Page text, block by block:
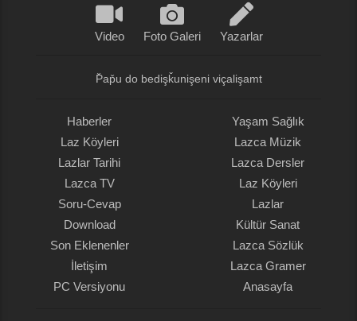
Video Foto Galeri Yazarlar
P̌ap̌u do bedişǩunişeni viçalişamt
Haberler
Laz Köyleri
Lazlar Tarihi
Lazca TV
Soru-Cevap
Download
Son Eklenenler
İletişim
PC Versiyonu
Yaşam Sağlık
Lazca Müzik
Lazca Dersler
Laz Köyleri
Lazlar
Kültür Sanat
Lazca Sözlük
Lazca Gramer
Anasayfa